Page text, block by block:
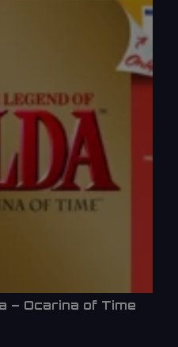
– Ocarina of Time